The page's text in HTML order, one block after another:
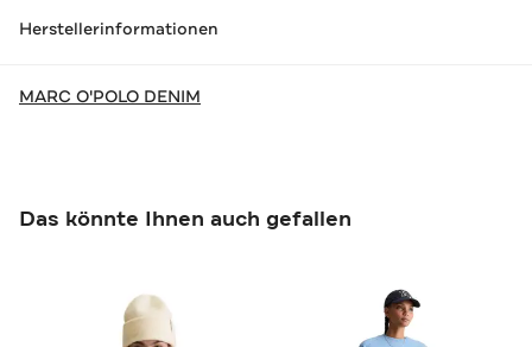
Herstellerinformationen
MARC O'POLO DENIM
Das könnte Ihnen auch gefallen